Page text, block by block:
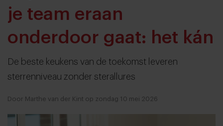
je team eraan
onderdoor gaat: het kán
De beste keukens van de toekomst leveren
sterrenniveau zonder sterallures
Door Marthe van der Kint op zondag 10 mei 2026